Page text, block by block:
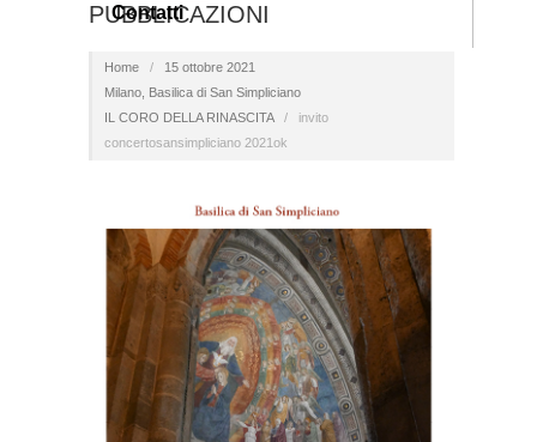
Contatti
PUBBLICAZIONI
Home /
15 ottobre 2021
Milano, Basilica di San Simpliciano
IL CORO DELLA RINASCITA
/
invito
concertosansimpliciano 2021ok